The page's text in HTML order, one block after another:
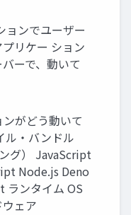
ョンでユーザー
リケー ション
ーで、動いて
がどう動いて
ル・バンドル
グ） JavaScript
Node.js Deno
ランタイム OS
ェア